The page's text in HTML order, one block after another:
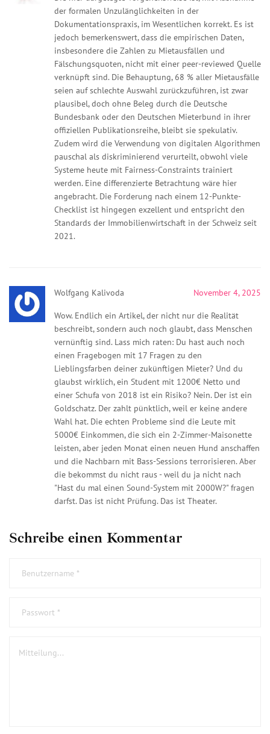
der formalen Unzulänglichkeiten in der
Dokumentationspraxis, im Wesentlichen korrekt. Es ist
jedoch bemerkenswert, dass die empirischen Daten,
insbesondere die Zahlen zu Mietausfällen und
Fälschungsquoten, nicht mit einer peer-reviewed Quelle
verknüpft sind. Die Behauptung, 68 % aller Mietausfälle
seien auf schlechte Auswahl zurückzuführen, ist zwar
plausibel, doch ohne Beleg durch die Deutsche
Bundesbank oder den Deutschen Mieterbund in ihrer
offiziellen Publikationsreihe, bleibt sie spekulativ.
Zudem wird die Verwendung von digitalen Algorithmen
pauschal als diskriminierend verurteilt, obwohl viele
Systeme heute mit Fairness-Constraints trainiert
werden. Eine differenzierte Betrachtung wäre hier
angebracht. Die Forderung nach einem 12-Punkte-
Checklist ist hingegen exzellent und entspricht den
Standards der Immobilienwirtschaft in der Schweiz seit
2021.
Wolfgang Kalivoda November 4, 2025
Wow. Endlich ein Artikel, der nicht nur die Realität
beschreibt, sondern auch noch glaubt, dass Menschen
vernünftig sind. Lass mich raten: Du hast auch noch
einen Fragebogen mit 17 Fragen zu den
Lieblingsfarben deiner zukünftigen Mieter? Und du
glaubst wirklich, ein Student mit 1200€ Netto und
einer Schufa von 2018 ist ein Risiko? Nein. Der ist ein
Goldschatz. Der zahlt pünktlich, weil er keine andere
Wahl hat. Die echten Probleme sind die Leute mit
5000€ Einkommen, die sich ein 2-Zimmer-Maisonette
leisten, aber jeden Monat einen neuen Hund anschaffen
und die Nachbarn mit Bass-Sessions terrorisieren. Aber
die bekommst du nicht raus - weil du ja nicht nach
"Hast du mal einen Sound-System mit 2000W?" fragen
darfst. Das ist nicht Prüfung. Das ist Theater.
Schreibe einen Kommentar